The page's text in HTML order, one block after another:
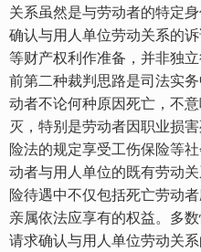
关系虽然是与劳动者的特定
确认与用人单位劳动关系的
等财产权利作准备，并非独
前第二种裁判思路是司法实
动者不论何种原因死亡，不
灭，特别是劳动者因职业损
险法的规定享受工伤保险等
动者与用人单位的既有劳动
险待遇中不仅包括死亡劳动
亲属依法应享有的权益。多
请求确认与用人单位劳动关